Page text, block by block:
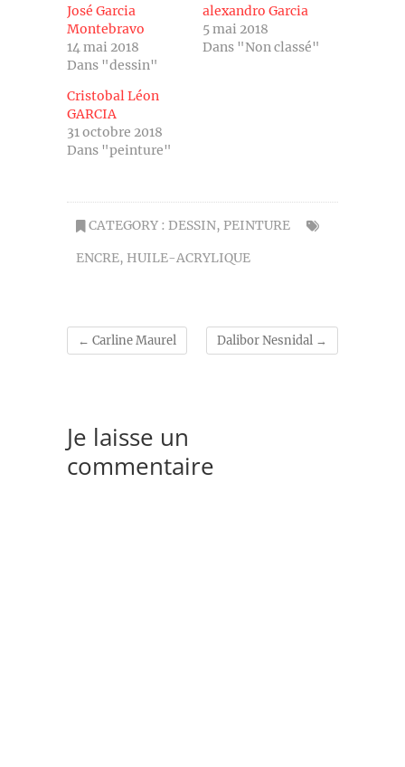
José Garcia
Montebravo
14 mai 2018
Dans "dessin"
alexandro Garcia
5 mai 2018
Dans "Non classé"
Cristobal Léon
GARCIA
31 octobre 2018
Dans "peinture"
CATEGORY : DESSIN, PEINTURE
ENCRE, HUILE-ACRYLIQUE
← Carline Maurel Dalibor Nesnidal →
Je laisse un
commentaire